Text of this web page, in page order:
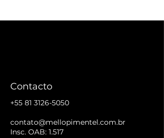
Contacto
+55 81 3126-5050
contato@mellopimentel.com.br
Insc. OAB: 1.517